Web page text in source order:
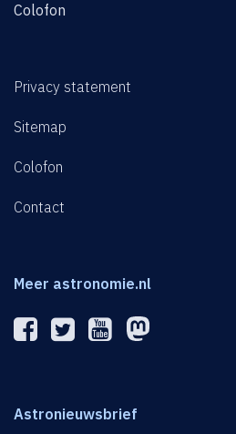
Colofon
Privacy statement
Sitemap
Colofon
Contact
Meer astronomie.nl
Astronieuwsbrief